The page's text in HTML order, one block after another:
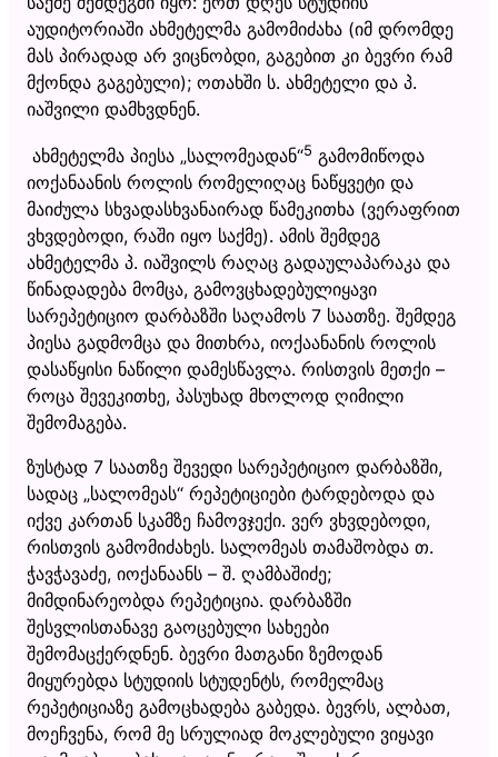
აუდიტორიაში ახმეტელმა გამომიძახა (იმ დრომდე
მას პირადად არ ვიცნობდი, გაგებით კი ბევრი რამ
მქონდა გაგებული); ოთახში ს. ახმეტელი და პ.
იაშვილი დამხვდნენ.
ახმეტელმა პიესა „სალომეადან“5 გამომიწოდა
იოქანაანის როლის რომელიღაც ნაწყვეტი და
მაიძულა სხვადასხვანაირად წამეკითხა (ვერაფრით
ვხვდებოდი, რაში იყო საქმე). ამის შემდეგ
ახმეტელმა პ. იაშვილს რაღაც გადაულაპარაკა და
წინადადება მომცა, გამოვცხადებულიყავი
სარეპეტიციო დარბაზში საღამოს 7 საათზე. შემდეგ
პიესა გადმომცა და მითხრა, იოქაანანის როლის
დასაწყისი ნაწილი დამესწავლა. რისთვის მეთქი –
როცა შევეკითხე, პასუხად მხოლოდ ღიმილი
შემომაგება.
ზუსტად 7 საათზე შევედი სარეპეტიციო დარბაზში,
სადაც „სალომეას“ რეპეტიციები ტარდებოდა და
იქვე კართან სკამზე ჩამოვჯექი. ვერ ვხვდებოდი,
რისთვის გამომიძახეს. სალომეას თამაშობდა თ.
ჭავჭავაძე, იოქანაანს – შ. ღამბაშიძე;
მიმდინარეობდა რეპეტიცია. დარბაზში
შესვლისთანავე გაოცებული სახეები
შემომაცქერდნენ. ბევრი მათგანი ზემოდან
მიყურებდა სტუდიის სტუდენტს, რომელმაც
რეპეტიციაზე გამოცხადება გაბედა. ბევრს, ალბათ,
მოეჩვენა, რომ მე სრულიად მოკლებული ვიყავი